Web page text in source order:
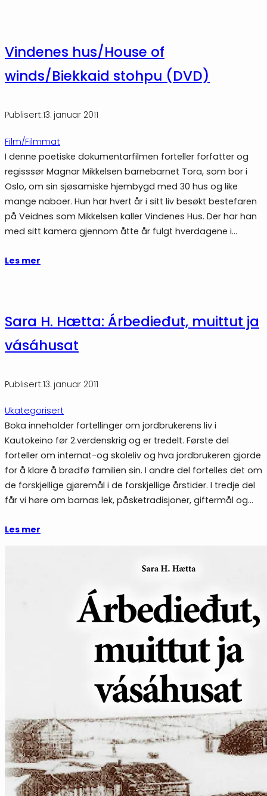
Vindenes hus/House of
winds/Biekkaid stohpu (DVD)
Publisert:13. januar 2011
Film/Filmmat
I denne poetiske dokumentarfilmen forteller forfatter og
regisssør Magnar Mikkelsen barnebarnet Tora, som bor i
Oslo, om sin sjøsamiske hjembygd med 30 hus og like
mange naboer. Hun har hvert år i sitt liv besøkt bestefaren
på Veidnes som Mikkelsen kaller Vindenes Hus. Der har han
med sitt kamera gjennom åtte år fulgt hverdagene i…
Les mer
Sara H. Hætta: Árbedieđut, muittut ja
vásáhusat
Publisert:13. januar 2011
Ukategorisert
Boka inneholder fortellinger om jordbrukerens liv i
Kautokeino før 2.verdenskrig og er tredelt. Første del
forteller om internat-og skoleliv og hva jordbrukeren gjorde
for å klare å brødfø familien sin. I andre del fortelles det om
de forskjellige gjøremål i de forskjellige årstider. I tredje del
får vi høre om barnas lek, påsketradisjoner, giftermål og…
Les mer